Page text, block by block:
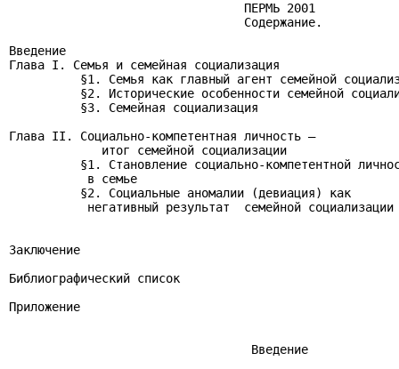
                                 ПЕРМЬ 2001
                                 Содержание.
Введение
Глава I. Семья и семейная социализация
§1. Семья как главный агент семейной
§2. Исторические особенности семейной
§3. Семейная социализация
Глава II. Социально-компетентная личность –
итог семейной социализации
§1. Становление социально-компетентной
в семье
          §2. Социальные аномалии (девиация) как
негативный результат  семейной социализации
Заключение
Библиографический список
Приложение
                                  Введение